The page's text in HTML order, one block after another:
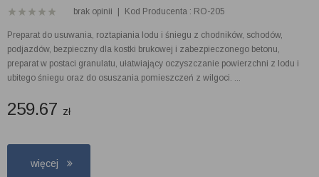
brak opinii Kod Producenta : RO-205
Preparat do usuwania, roztapiania lodu i śniegu z chodników, schodów,
podjazdów, bezpieczny dla kostki brukowej i zabezpieczonego betonu,
preparat w postaci granulatu, ułatwiający oczyszczanie powierzchni z lodu i
ubitego śniegu oraz do osuszania pomieszczeń z wilgoci. ...
259.67 zł
więcej